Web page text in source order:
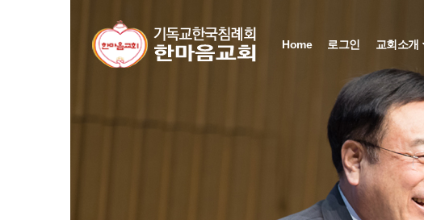
Home 로그인 교회소개